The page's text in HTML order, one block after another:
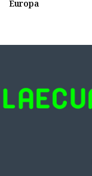
Europa